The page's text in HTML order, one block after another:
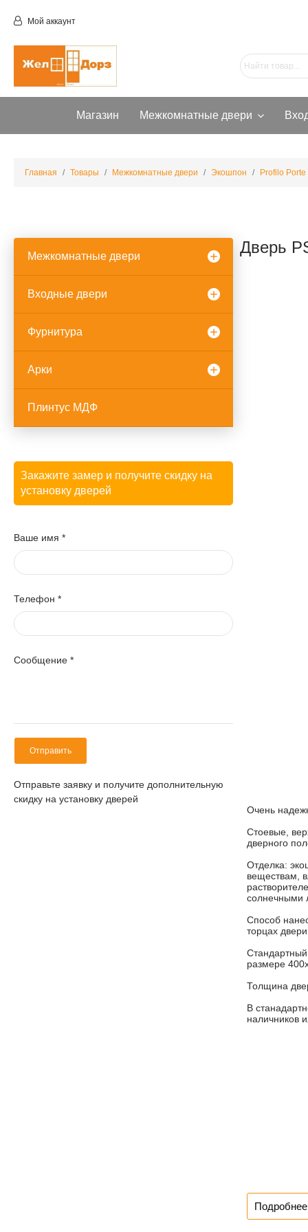
Мой аккаунт
Магазин Межкомнатные двери
Главная Товары Межкомнатные двери Экошпон Profilo Porte
Межкомнатные двери
Входные двери
Фурнитура
Арки
Плинтус МДФ
Закажите замер и получите скидку на
установку дверей
Ваше имя *
Телефон *
Сообщение *
Отправить
Отправьте заявку и получите дополнительную
скидку на установку дверей
Дверь
Очень
Стоевые,
дверного
Отделка:
веществам,
солнечными
Способ
торцах
размере
Толщина
В
наличников
Подробнее